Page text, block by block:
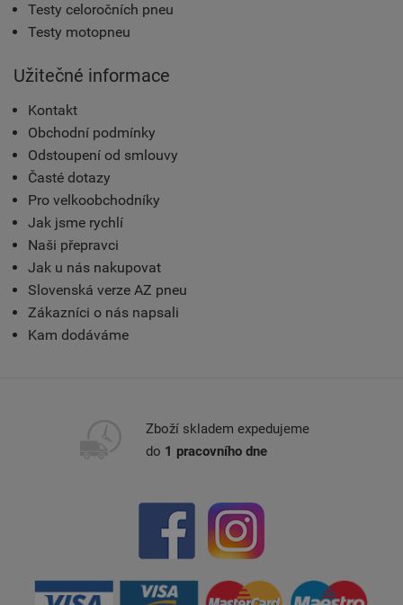
Testy celoročních pneu
Testy motopneu
Užitečné informace
Kontakt
Obchodní podmínky
Odstoupení od smlouvy
Časté dotazy
Pro velkoobchodníky
Jak jsme rychlí
Naši přepravci
Jak u nás nakupovat
Slovenská verze AZ pneu
Zákazníci o nás napsali
Kam dodáváme
Zboží skladem expedujeme
do 1 pracovního dne